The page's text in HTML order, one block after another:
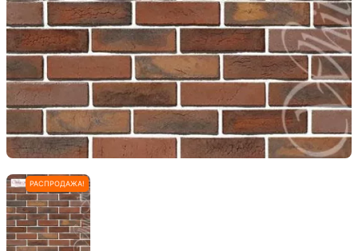
РАСПРОДАЖА!